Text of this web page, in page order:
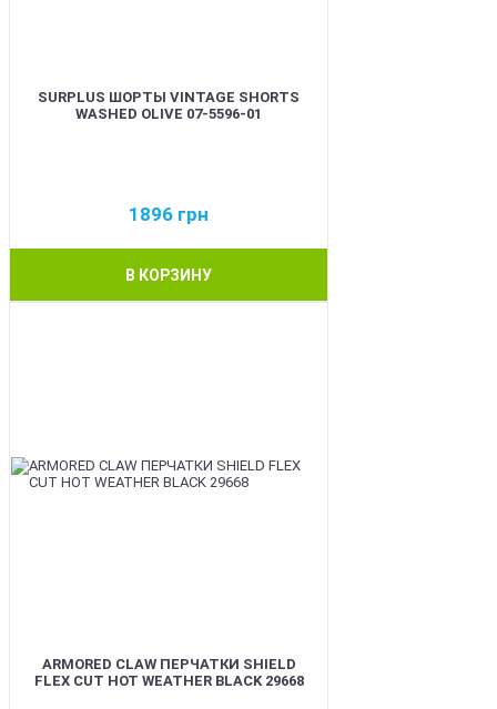
SURPLUS ШОРТЫ VINTAGE SHORTS
WASHED OLIVE 07-5596-01
1896 грн
В КОРЗИНУ
ARMORED CLAW ПЕРЧАТКИ SHIELD
FLEX CUT HOT WEATHER BLACK 29668